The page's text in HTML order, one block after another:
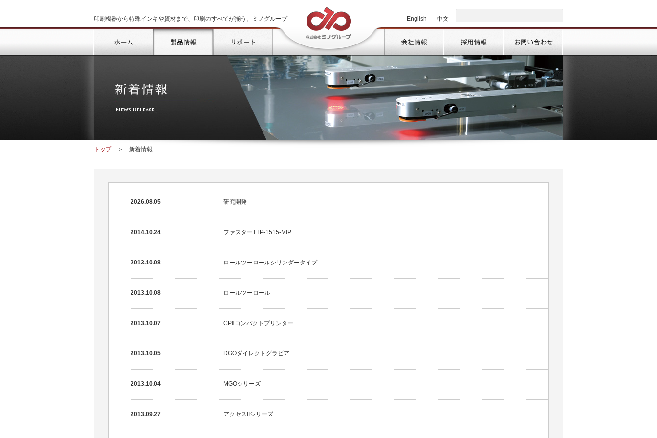
印刷機器から特殊インキや資材まで、印刷のすべてが揃う。ミノグループ
English
中文
トップ
製品情報 サポート 会社情報 採用情報 お問い合わせ
トップ ＞ 新着情報
2026.08.05 研究開発
2014.10.24 ファスターTTP-1515-MIP
2013.10.08 ロールツーロールシリンダータイプ
2013.10.08 ロールツーロール
2013.10.07 CPⅡコンパクトプリンター
2013.10.05 DGOダイレクトグラビア
2013.10.04 MGOシリーズ
2013.09.27 アクセスIIシリーズ